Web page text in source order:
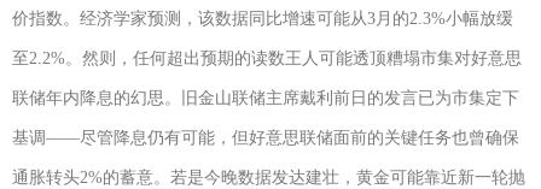
价指数。经济学家预测，该数据同比增速可能从3月的2.3%小幅放缓
至2.2%。然则，任何超出预期的读数王人可能透顶糟塌市集对好意思
联储年内降息的幻思。旧金山联储主席戴利前日的发言已为市集定下
基调——尽管降息仍有可能，但好意思联储面前的关键任务也曾确保
通胀转头2%的蓄意。若是今晚数据发达建壮，黄金可能靠近新一轮抛